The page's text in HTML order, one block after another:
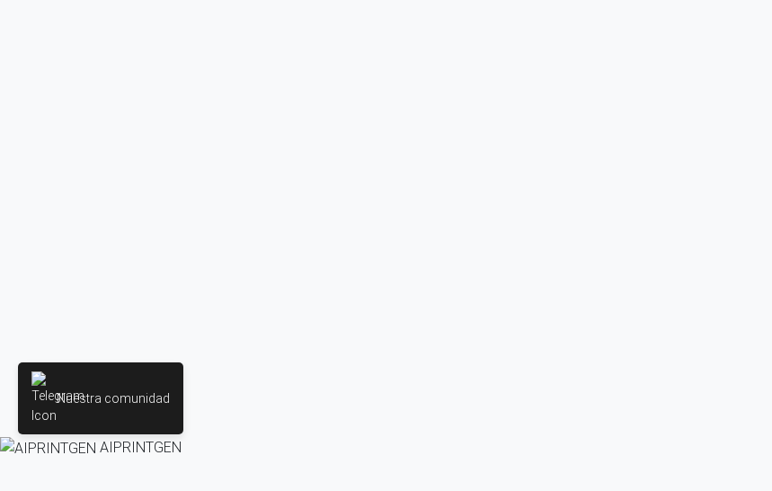
Nuestra comunidad
AIPRINTGEN